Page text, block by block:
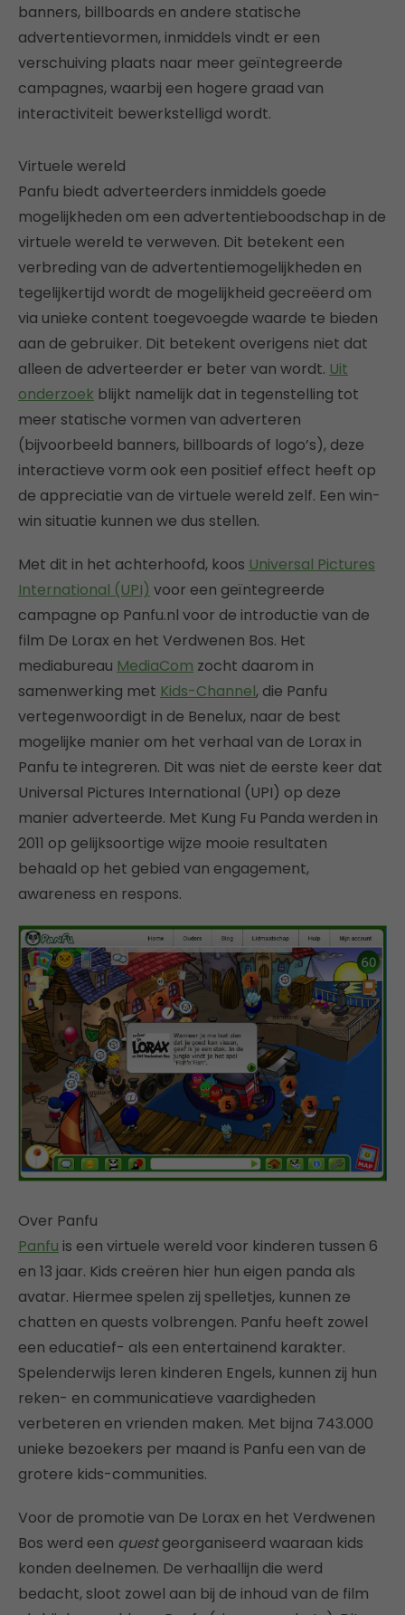
banners, billboards en andere statische
advertentievormen, inmiddels vindt er een
verschuiving plaats naar meer geïntegreerde
campagnes, waarbij een hogere graad van
interactiviteit bewerkstelligd wordt.
Virtuele wereld
Panfu biedt adverteerders inmiddels goede
mogelijkheden om een advertentieboodschap in de
virtuele wereld te verweven. Dit betekent een
verbreding van de advertentiemogelijkheden en
tegelijkertijd wordt de mogelijkheid gecreëerd om
via unieke content toegevoegde waarde te bieden
aan de gebruiker. Dit betekent overigens niet dat
alleen de adverteerder er beter van wordt. Uit
onderzoek blijkt namelijk dat in tegenstelling tot
meer statische vormen van adverteren
(bijvoorbeeld banners, billboards of logo’s), deze
interactieve vorm ook een positief effect heeft op
de appreciatie van de virtuele wereld zelf. Een win-
win situatie kunnen we dus stellen.
Met dit in het achterhoofd, koos Universal Pictures
International (UPI) voor een geïntegreerde
campagne op Panfu.nl voor de introductie van de
film De Lorax en het Verdwenen Bos. Het
mediabureau MediaCom zocht daarom in
samenwerking met Kids-Channel, die Panfu
vertegenwoordigt in de Benelux, naar de best
mogelijke manier om het verhaal van de Lorax in
Panfu te integreren. Dit was niet de eerste keer dat
Universal Pictures International (UPI) op deze
manier adverteerde. Met Kung Fu Panda werden in
2011 op gelijksoortige wijze mooie resultaten
behaald op het gebied van engagement,
awareness en respons.
Over Panfu
Panfu is een virtuele wereld voor kinderen tussen 6
en 13 jaar. Kids creëren hier hun eigen panda als
avatar. Hiermee spelen zij spelletjes, kunnen ze
chatten en quests volbrengen. Panfu heeft zowel
een educatief- als een entertainend karakter.
Spelenderwijs leren kinderen Engels, kunnen zij hun
reken- en communicatieve vaardigheden
verbeteren en vrienden maken. Met bijna 743.000
unieke bezoekers per maand is Panfu een van de
grotere kids-communities.
Voor de promotie van De Lorax en het Verdwenen
Bos werd een questgeorganiseerd waaraan kids
konden deelnemen. De verhaallijn die werd
bedacht, sloot zowel aan bij de inhoud van de film